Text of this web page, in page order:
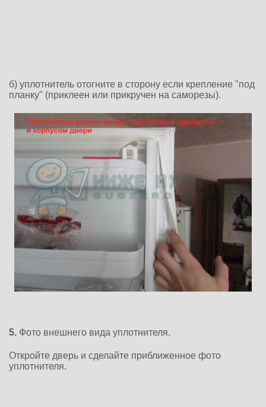
б) уплотнитель отогните в сторону если крепление "под
планку" (приклеен или прикручен на саморезы).
5. Фото внешнего вида уплотнителя.
Откройте дверь и сделайте приближенное фото
уплотнителя.